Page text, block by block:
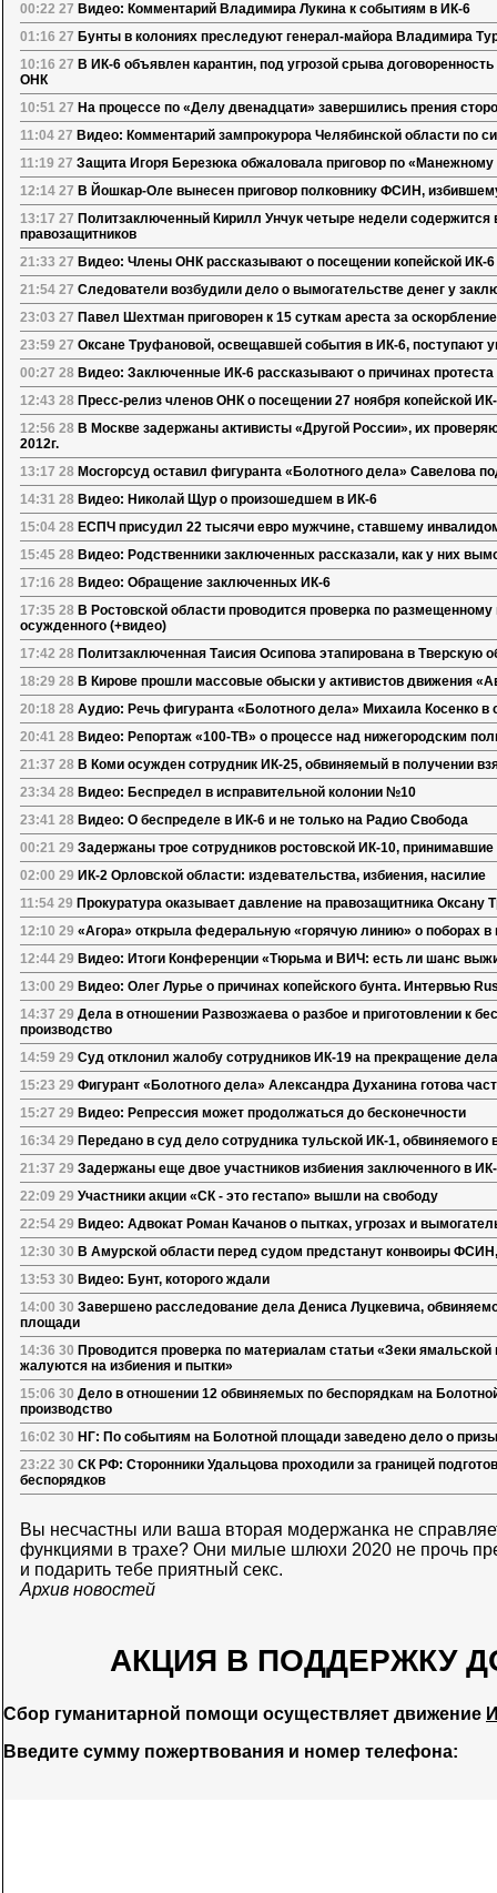
00:22 27 Видео: Комментарий Владимира Лукина к событиям в ИК-6
01:16 27 Бунты в колониях преследуют генерал-майора Владимира
10:16 27 В ИК-6 объявлен карантин, под угрозой срыва
ОНК
10:51 27 На процессе по «Делу двенадцати» завершились прения
11:04 27 Видео: Комментарий зампрокурора Челябинской области по
11:19 27 Защита Игоря Березюка обжаловала приговор по
12:14 27 В Йошкар-Оле вынесен приговор полковнику ФСИН,
13:17 27 Политзаключенный Кирилл Унчук четыре недели
правозащитников
21:33 27 Видео: Члены ОНК рассказывают о посещении копейской ИК-6
21:54 27 Следователи возбудили дело о вымогательстве денег у
23:03 27 Павел Шехтман приговорен к 15 суткам ареста за
23:59 27 Оксане Труфановой, освещавшей события в ИК-6, поступают
00:27 28 Видео: Заключенные ИК-6 рассказывают о причинах протеста
12:43 28 Пресс-релиз членов ОНК о посещении 27 ноября копейской
12:56 28 В Москве задержаны активисты «Другой России», их
2012г.
13:17 28 Мосгорсуд оставил фигуранта «Болотного дела» Савелова
14:31 28 Видео: Николай Щур о произошедшем в ИК-6
15:04 28 ЕСПЧ присудил 22 тысячи евро мужчине, ставшему
15:45 28 Видео: Родственники заключенных рассказали, как у них
17:16 28 Видео: Обращение заключенных ИК-6
17:35 28 В Ростовской области проводится проверка по
осужденного (+видео)
17:42 28 Политзаключенная Таисия Осипова этапирована в Тверскую
18:29 28 В Кирове прошли массовые обыски у активистов движения
20:18 28 Аудио: Речь фигуранта «Болотного дела» Михаила Косенко в
20:41 28 Видео: Репортаж «100-ТВ» о процессе над нижегородским
21:37 28 В Коми осужден сотрудник ИК-25, обвиняемый в получении
23:34 28 Видео: Беспредел в исправительной колонии №10
23:41 28 Видео: О беспределе в ИК-6 и не только на Радио Свобода
00:21 29 Задержаны трое сотрудников ростовской ИК-10, принимавшие
02:00 29 ИК-2 Орловской области: издевательства, избиения, насилие
11:54 29 Прокуратура оказывает давление на правозащитника Оксану
12:10 29 «Агора» открыла федеральную «горячую линию» о поборах в
12:44 29 Видео: Итоги Конференции «Тюрьма и ВИЧ: есть ли шанс
13:00 29 Видео: Олег Лурье о причинах копейского бунта. Интервью
14:37 29 Дела в отношении Развозжаева о разбое и приготовлении к
производство
14:59 29 Суд отклонил жалобу сотрудников ИК-19 на прекращение
15:23 29 Фигурант «Болотного дела» Александра Духанина готова
15:27 29 Видео: Репрессия может продолжаться до бесконечности
16:34 29 Передано в суд дело сотрудника тульской ИК-1, обвиняемого
21:37 29 Задержаны еще двое участников избиения заключенного в
22:09 29 Участники акции «СК - это гестапо» вышли на свободу
22:54 29 Видео: Адвокат Роман Качанов о пытках, угрозах и
12:30 30 В Амурской области перед судом предстанут конвоиры
13:53 30 Видео: Бунт, которого ждали
14:00 30 Завершено расследование дела Дениса Луцкевича,
площади
14:36 30 Проводится проверка по материалам статьи «Зеки
жалуются на избиения и пытки»
15:06 30 Дело в отношении 12 обвиняемых по беспорядкам на
производство
16:02 30 НГ: По событиям на Болотной площади заведено дело о
23:22 30 СК РФ: Сторонники Удальцова проходили за границей
беспорядков
Вы несчастны или ваша вторая модержанка не
функциями в трахе? Они милые шлюхи 2020 не прочь
и подарить тебе приятный секс.
Архив новостей
АКЦИЯ В ПОДДЕРЖКУ
Сбор гуманитарной помощи осуществляет движение
Введите сумму пожертвования и номер телефона: